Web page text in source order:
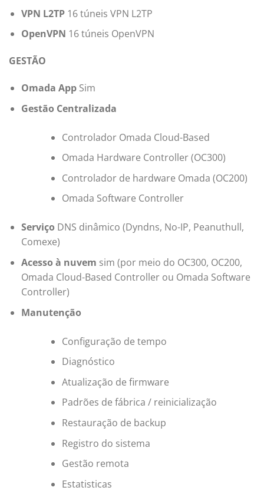
VPN L2TP16 túneis VPN L2TP
OpenVPN 16 túneis OpenVPN
GESTÃO
Omada AppSim
Gestão Centralizada
Controlador Omada Cloud-Based
Omada Hardware Controller (OC300)
Controlador de hardware Omada (OC200)
Omada Software Controller
Serviço DNS dinâmico (Dyndns, No-IP, Peanuthull,
Comexe)
Acesso à nuvem sim (por meio do OC300, OC200,
Omada Cloud-Based Controller ou Omada Software
Controller)
Manutenção
Configuração de tempo
Diagnóstico
Atualização de firmware
Padrões de fábrica / reinicialização
Restauração de backup
Registro do sistema
Gestão remota
Estatisticas